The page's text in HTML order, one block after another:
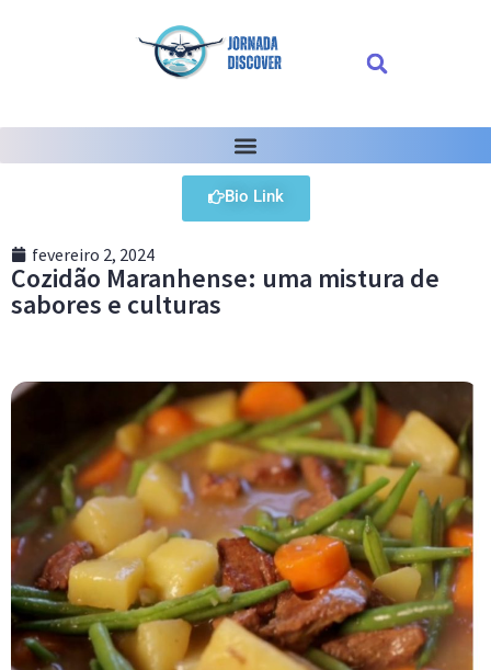
Bio Link
fevereiro 2, 2024
Cozidão Maranhense: uma mistura de
sabores e culturas